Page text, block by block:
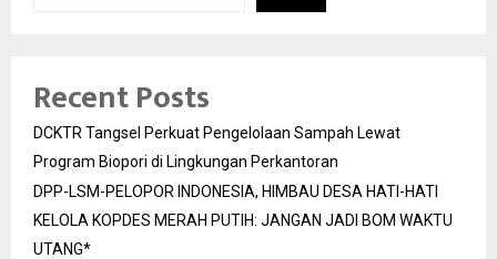
Recent Posts
DCKTR Tangsel Perkuat Pengelolaan Sampah Lewat
Program Biopori di Lingkungan Perkantoran
DPP-LSM-PELOPOR INDONESIA, HIMBAU DESA HATI-HATI
KELOLA KOPDES MERAH PUTIH: JANGAN JADI BOM WAKTU
UTANG*